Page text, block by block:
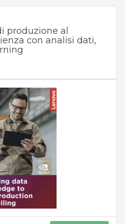
produzione al
con analisi dati,